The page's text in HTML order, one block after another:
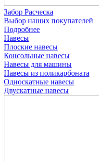
Забор Расческа
Выбор наших покупателей
Подробнее
Навесы
Плоские навесы
Консольные навесы
Навесы для машины
Навесы из поликарбоната
Односкатные навесы
Двускатные навесы